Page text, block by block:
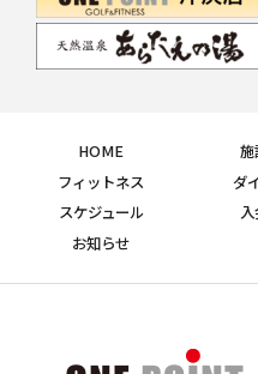
HOME 施
フィットネス
ダ
スケジュール
入
お知らせ